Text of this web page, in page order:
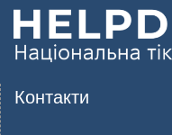
Контакти